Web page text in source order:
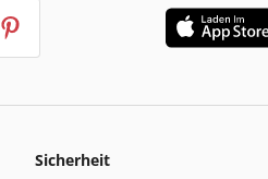
Sicherheit